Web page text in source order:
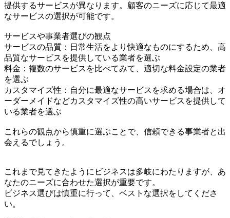
提供するサービスが異なります。顧客のニーズに応じて最適
なサービスの選択が可能です。
サービスや事業者選びの観点
サービスの品質：日常生活をより快適なものにするため、高
品質なサービスを提供している業者を選ぶ
料金：複数のサービスを比べてみて、適切な料金設定の業者
を選ぶ
カスタマイズ性：自分に最適なサービスを求める場合は、オ
ーダーメイドなどカスタマイズ性の高いサービスを提供して
いる業者を選ぶ
これらの観点から慎重に選ぶことで、信頼できる事業者と出
会えるでしょう。
これまで見てきたようにビジネスは多岐にわたりますが、あ
なたのニーズに合わせた選択が重要です。
ビジネス選びは慎重に行って、ベストな選択をしてくださ
い。